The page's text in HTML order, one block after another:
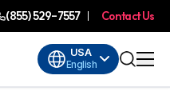
(855) 529-7557 Contact Us
USA
English